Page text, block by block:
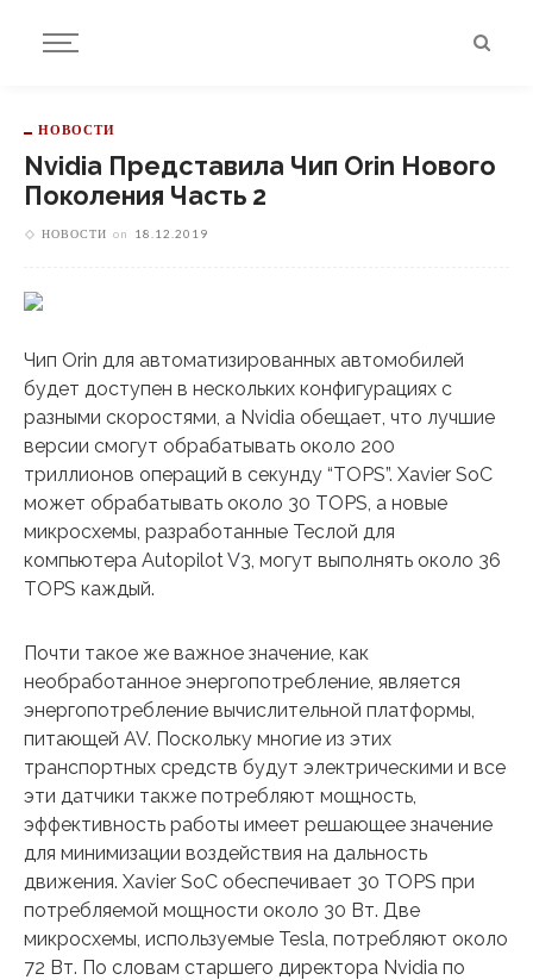
НОВОСТИ
Nvidia Представила Чип Orin Нового
Поколения Часть 2
НОВОСТИ on 18.12.2019
Чип Orin для автоматизированных автомобилей
будет доступен в нескольких конфигурациях с
разными скоростями, а Nvidia обещает, что лучшие
версии смогут обрабатывать около 200
триллионов операций в секунду “TOPS”. Xavier SoC
может обрабатывать около 30 TOPS, а новые
микросхемы, разработанные Теслой для
компьютера Autopilot V3, могут выполнять около 36
TOPS каждый.
Почти такое же важное значение, как
необработанное энергопотребление, является
энергопотребление вычислительной платформы,
питающей AV. Поскольку многие из этих
транспортных средств будут электрическими и все
эти датчики также потребляют мощность,
эффективность работы имеет решающее значение
для минимизации воздействия на дальность
движения. Xavier SoC обеспечивает 30 TOPS при
потребляемой мощности около 30 Вт. Две
микросхемы, используемые Tesla, потребляют около
72 Вт. По словам старшего директора Nvidia по